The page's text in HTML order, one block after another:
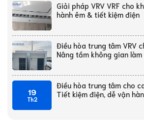
Giải pháp VRV VRF cho
hành êm & tiết kiệm điện
Điều hòa trung tâm VRV
Nâng tầm không gian
19
Th2
Điều hòa trung tâm cho
Tiết kiệm điện, dễ vận